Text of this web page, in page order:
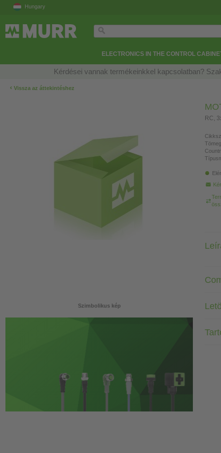
Hungary
ELECTRONICS IN THE CONTROL
Kérdései vannak termékeinkkel kapcsolatban?
‹ Vissza az áttekintéshez
Szimbolikus kép
RC,